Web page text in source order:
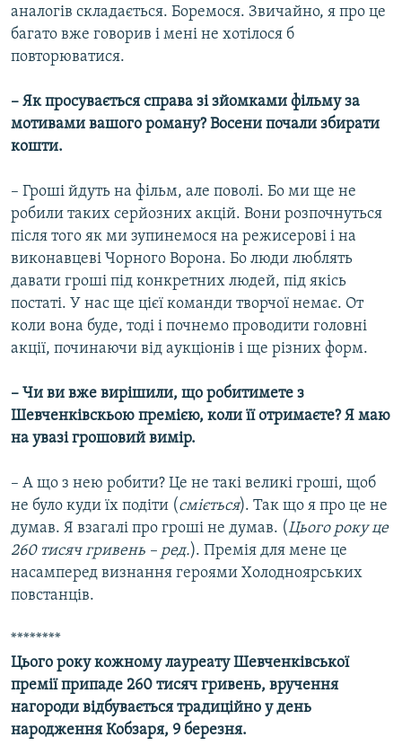
аналогів складається. Боремося. Звичайно, я про це
багато вже говорив і мені не хотілося б
повторюватися.
– Як просувається справа зі зйомками фільму за
мотивами вашого роману? Восени почали збирати
кошти.
– Гроші йдуть на фільм, але поволі. Бо ми ще не
робили таких серйозних акцій. Вони розпочнуться
після того як ми зупинемося на режисерові і на
виконавцеві Чорного Ворона. Бо люди люблять
давати гроші під конкретних людей, під якісь
постаті. У нас ще цієї команди творчої немає. От
коли вона буде, тоді і почнемо проводити головні
акції, починаючи від аукціонів і ще різних форм.
– Чи ви вже вирішили, що робитимете з
Шевченківскьою премією, коли її отримаєте? Я маю
на увазі грошовий вимір.
– А що з нею робити? Це не такі великі гроші, щоб
не було куди їх подіти (сміється). Так що я про це не
думав. Я взагалі про гроші не думав. (Цього року це
260 тисяч гривень – ред.). Премія для мене це
насамперед визнання героями Холодноярських
повстанців.
********
Цього року кожному лауреату Шевченківської
премії припаде 260 тисяч гривень, вручення
нагороди відбувається традиційно у день
народження Кобзаря, 9 березня.